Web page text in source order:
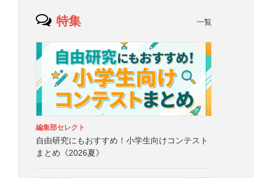
特集 一覧
編集部セレクト
自由研究にもおすすめ！小学生向けコンテスト
まとめ《2026夏》